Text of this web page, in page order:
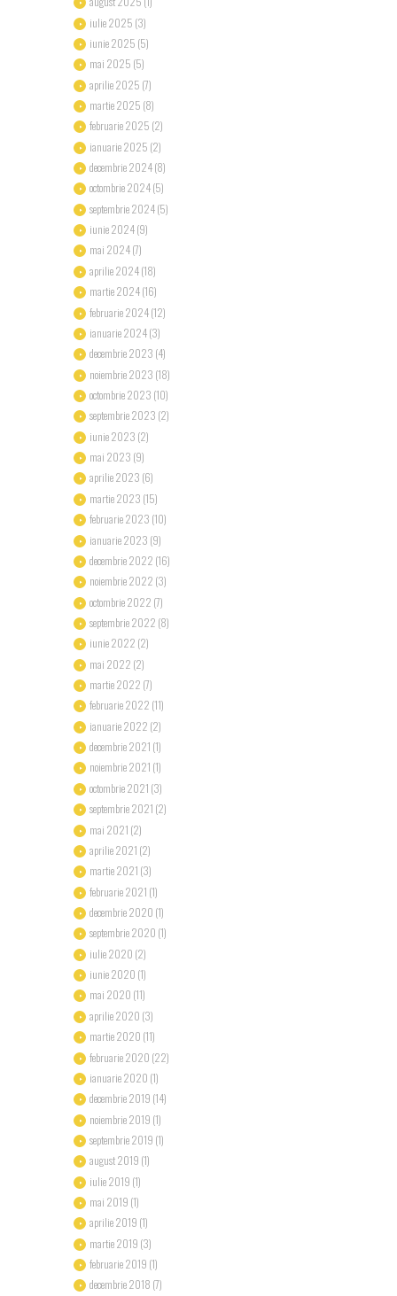
iulie2025 (3)
iunie2025 (5)
mai 2025 (5)
aprilie2025 (7)
martie2025 (8)
februarie2025 (2)
ianuarie2025 (2)
decembrie2024(8)
octombrie2024(5)
septembrie2024(5)
iunie2024(9)
mai 2024(7)
aprilie2024(18)
martie2024(16)
februarie2024(12)
ianuarie2024(3)
decembrie2023 (4)
noiembrie2023 (18)
octombrie2023 (10)
septembrie2023 (2)
iunie2023 (2)
mai 2023 (9)
aprilie2023 (6)
martie2023 (15)
februarie2023 (10)
ianuarie2023 (9)
decembrie2022 (16)
noiembrie2022 (3)
octombrie2022 (7)
septembrie2022 (8)
iunie2022 (2)
mai 2022 (2)
martie2022 (7)
februarie2022 (11)
ianuarie2022 (2)
decembrie2021 (1)
noiembrie2021 (1)
octombrie2021 (3)
septembrie2021 (2)
mai 2021 (2)
aprilie2021 (2)
martie2021 (3)
februarie2021 (1)
decembrie2020 (1)
septembrie2020 (1)
iulie2020 (2)
iunie2020 (1)
mai 2020 (11)
aprilie2020 (3)
martie2020 (11)
februarie2020 (22)
ianuarie2020 (1)
decembrie2019 (14)
noiembrie2019 (1)
septembrie2019 (1)
august2019 (1)
iulie2019 (1)
mai 2019 (1)
aprilie2019 (1)
martie2019 (3)
februarie2019 (1)
decembrie2018 (7)